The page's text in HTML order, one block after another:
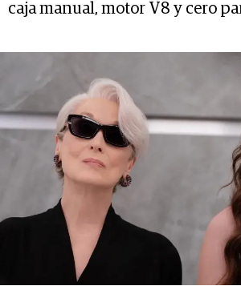
caja manual, motor V8 y cero